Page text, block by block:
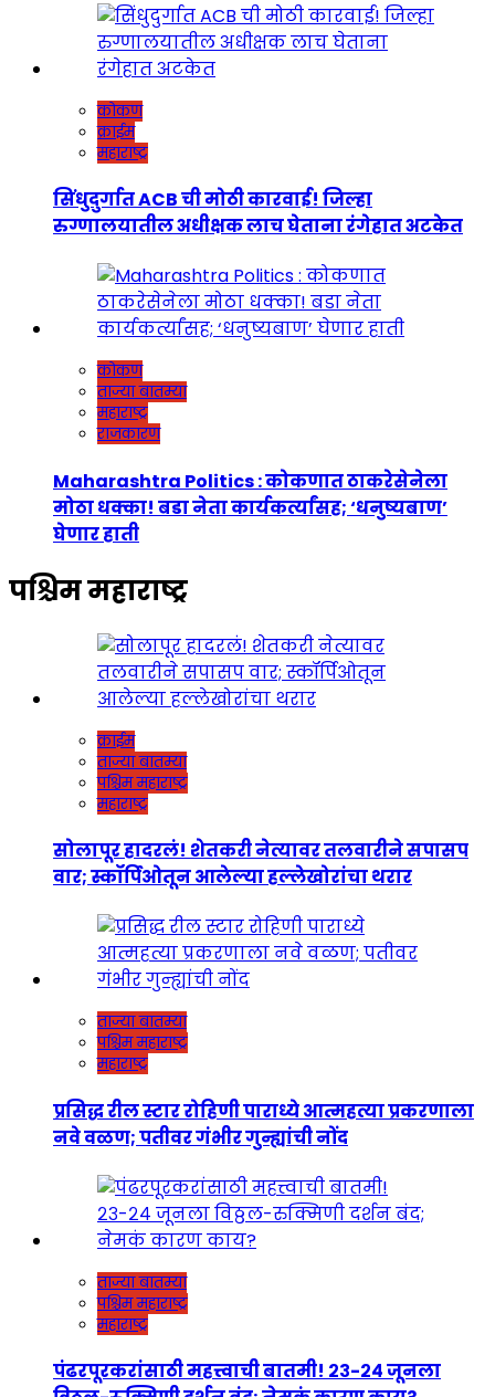
कोकण
क्राईम
महाराष्ट्र
सिंधुदुर्गात ACB ची मोठी कारवाई! जिल्हा
रुग्णालयातील अधीक्षक लाच घेताना रंगेहात अटकेत
कोकण
ताज्या बातम्या
महाराष्ट्र
राजकारण
Maharashtra Politics : कोकणात ठाकरेसेनेला
मोठा धक्का! बडा नेता कार्यकर्त्यांसह; ‘धनुष्यबाण’
घेणार हाती
पश्चिम महाराष्ट्र
क्राईम
ताज्या बातम्या
पश्चिम महाराष्ट्र
महाराष्ट्र
सोलापूर हादरलं! शेतकरी नेत्यावर तलवारीने सपासप
वार; स्कॉर्पिओतून आलेल्या हल्लेखोरांचा थरार
ताज्या बातम्या
पश्चिम महाराष्ट्र
महाराष्ट्र
प्रसिद्ध रील स्टार रोहिणी पाराध्ये आत्महत्या प्रकरणाला
नवे वळण; पतीवर गंभीर गुन्ह्यांची नोंद
ताज्या बातम्या
पश्चिम महाराष्ट्र
महाराष्ट्र
पंढरपूरकरांसाठी महत्त्वाची बातमी! २३-२४ जूनला